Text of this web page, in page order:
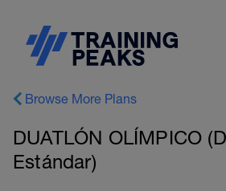
Browse More Plans
DUATLÓN OLÍMPICO
Estándar)